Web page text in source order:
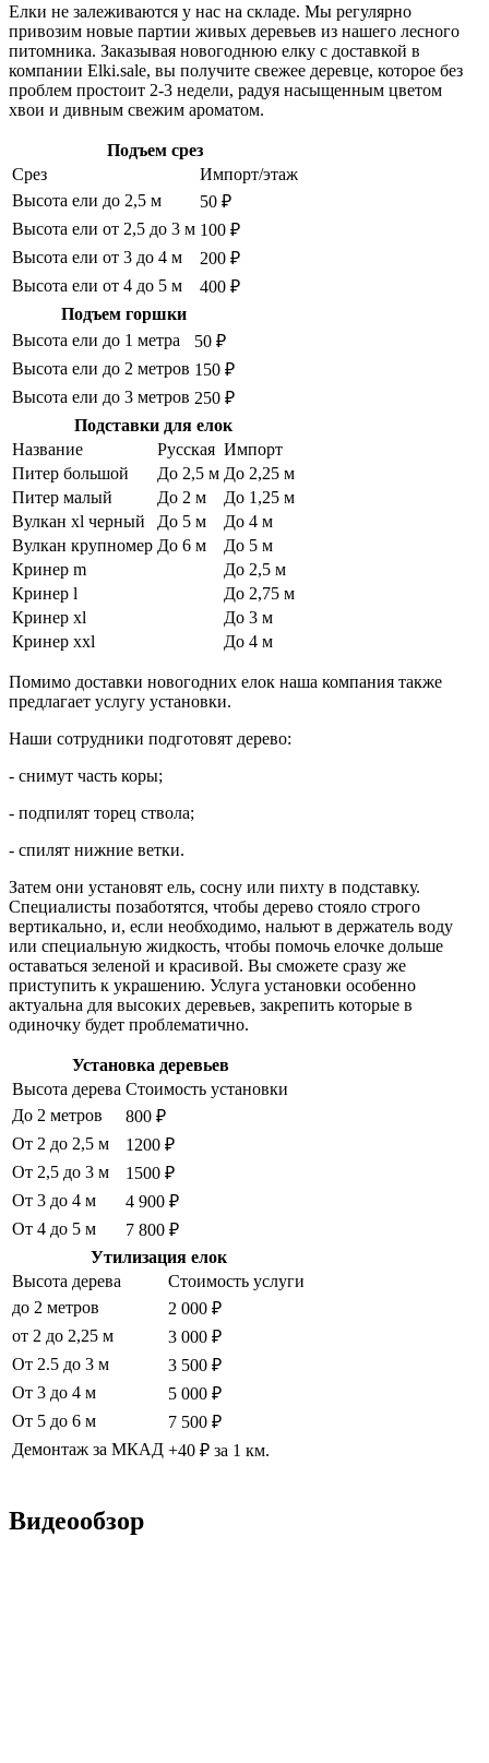
Елки не залеживаются у нас на складе. Мы регулярно
привозим новые партии живых деревьев из нашего лесного
питомника. Заказывая новогоднюю елку с доставкой в
компании Elki.sale, вы получите свежее деревце, которое без
проблем простоит 2-3 недели, радуя насыщенным цветом
хвои и дивным свежим ароматом.
Подъем срез
Срез
Импорт/этаж
Высота ели до 2,5 м
50 ₽
Высота ели от 2,5 до 3 м 100 ₽
Высота ели от 3 до 4 м
200 ₽
Высота ели от 4 до 5 м
400 ₽
Подъем горшки
Высота ели до 1 метра
50 ₽
Высота ели до 2 метров 150 ₽
Высота ели до 3 метров 250 ₽
Подставки для елок
Название
Русская Импорт
Питер большой
До 2,5 м До 2,25 м
Питер малый
До 2 м
До 1,25 м
Вулкан xl черный
До 5 м
До 4 м
Вулкан крупномер До 6 м
До 5 м
Кринер m
До 2,5 м
Кринер l
До 2,75 м
Кринер xl
До 3 м
Кринер xxl
До 4 м
Помимо доставки новогодних елок наша компания также
предлагает услугу установки.
Наши сотрудники подготовят дерево:
- снимут часть коры;
- подпилят торец ствола;
- спилят нижние ветки.
Затем они установят ель, сосну или пихту в подставку.
Специалисты позаботятся, чтобы дерево стояло строго
вертикально, и, если необходимо, нальют в держатель воду
или специальную жидкость, чтобы помочь елочке дольше
оставаться зеленой и красивой. Вы сможете сразу же
приступить к украшению. Услуга установки особенно
актуальна для высоких деревьев, закрепить которые в
одиночку будет проблематично.
Установка деревьев
Высота дерева Стоимость установки
До 2 метров
800 ₽
От 2 до 2,5 м
1200 ₽
От 2,5 до 3 м
1500 ₽
От 3 до 4 м
4 900 ₽
От 4 до 5 м
7 800 ₽
Утилизация елок
Высота дерева
Стоимость услуги
до 2 метров
2 000 ₽
от 2 до 2,25 м
3 000 ₽
От 2.5 до 3 м
3 500 ₽
От 3 до 4 м
5 000 ₽
От 5 до 6 м
7 500 ₽
Демонтаж за МКАД +40 ₽ за 1 км.
Видеообзор